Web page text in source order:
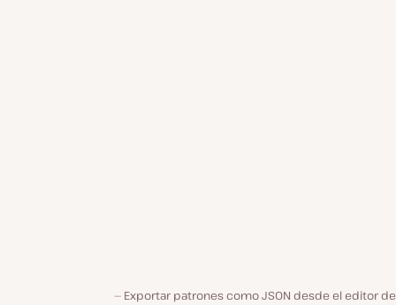
Exportar patrones como JSON desde el editor